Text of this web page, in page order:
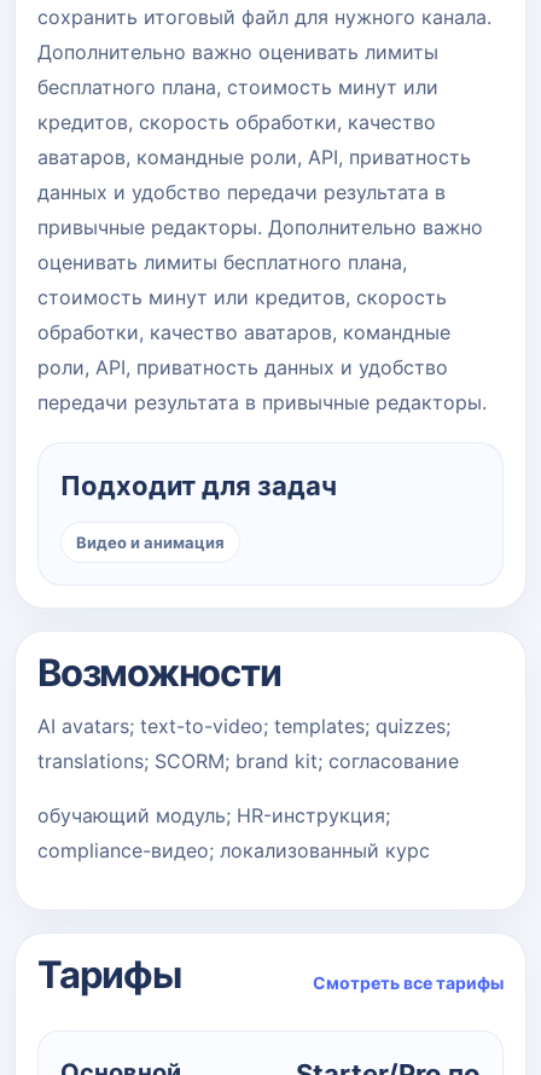
сохранить итоговый файл для нужного канала.
Дополнительно важно оценивать лимиты
бесплатного плана, стоимость минут или
кредитов, скорость обработки, качество
аватаров, командные роли, API, приватность
данных и удобство передачи результата в
привычные редакторы. Дополнительно важно
оценивать лимиты бесплатного плана,
стоимость минут или кредитов, скорость
обработки, качество аватаров, командные
роли, API, приватность данных и удобство
передачи результата в привычные редакторы.
Подходит для задач
Видео и анимация
Возможности
AI avatars; text-to-video; templates; quizzes;
translations; SCORM; brand kit; согласование
обучающий модуль; HR-инструкция;
compliance-видео; локализованный курс
Тарифы Смотреть все тарифы